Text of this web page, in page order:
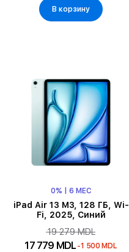
В корзину
0% | 6 МЕС
iPad Air 13 M3, 128 ГБ, Wi-
Fi, 2025, Синий
19 279 MDL
17 779 MDL -1 500 MDL